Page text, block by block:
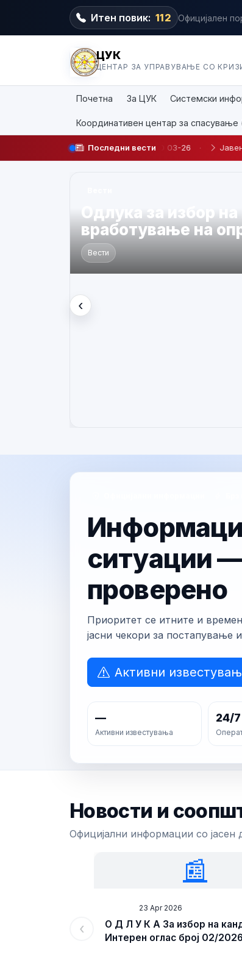
Итен повик: 112 Официјален
ЦУК
ЦЕНТАР ЗА УПРАВУВАЊЕ СО
Почетна За ЦУК Системски
Координативен центар за спасување
Последни вести
време JO 03-26 · Јавен Оглас БР. 03/2026
О Д Л У К А За
број 02/2026 за
административен
управување со
‹Претходно
ситуации —
проверено
Приоритет се итните и
јасни чекори за постапување
Активни
—
Активни известувања
24/7
Новости и
Официјални информации со
‹
📰
23 Apr 2026
О Д Л У К А За избор на
Интерен оглас број 02/